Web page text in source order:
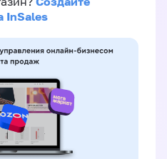
InSales